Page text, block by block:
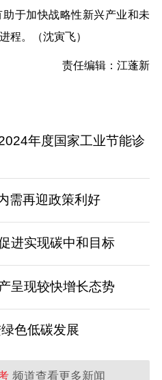
于加快战略性新兴产业和未
程。（沈寅飞）
责任编辑：江蓬新
年度国家工业节能诊
需再迎政策利好
进实现碳中和目标
呈现较快增长态势
色低碳发展
频道查看更多新闻